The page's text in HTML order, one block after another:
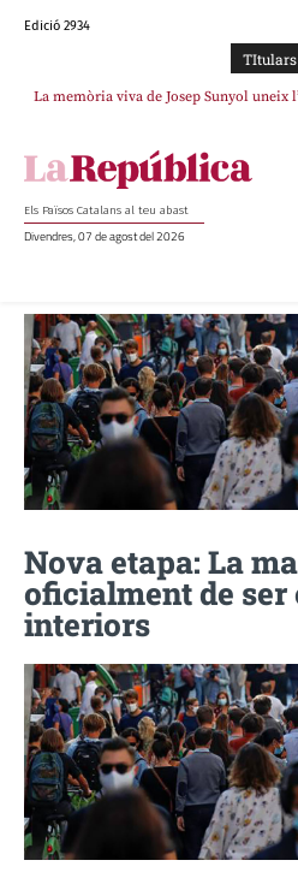
Edició 2934
TItulars
La memòria viva de Josep Sunyol
Els Països Catalans al teu abast
Divendres, 07 de agost del 2026
Nova etapa: La
oficialment de
interiors